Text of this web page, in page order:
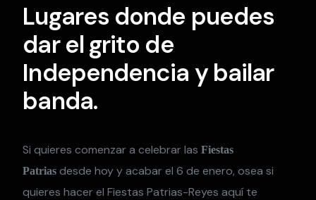
Lugares donde puedes
dar el grito de
Independencia y bailar
banda.
Si quieres comenzar a celebrar lasFiestas
Patrias desde hoy y acabar el 6 de enero, osea si
quieres hacer el Fiestas Patrias-Reyes aquí te